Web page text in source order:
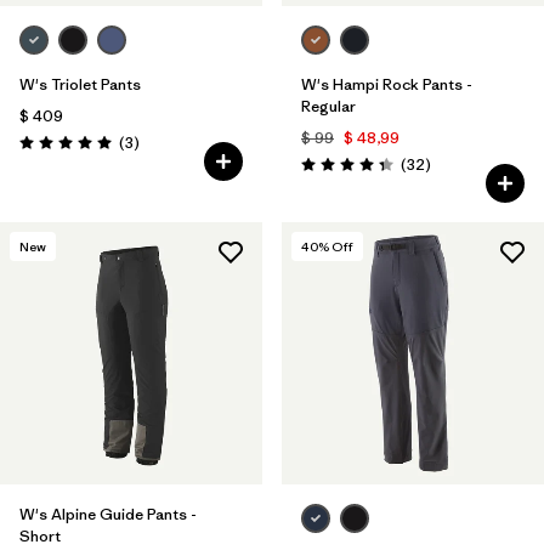
W's Triolet Pants
$ 409
Valoración: 5.0 / 5
(3Comentarios
)
W's Hampi Rock Pants -
Regular
$ 99 $ 48,99
Valoración: 4.3 / 5
(32Comentarios
)
New
W's Alpine Guide Pants -
Short
40% Off